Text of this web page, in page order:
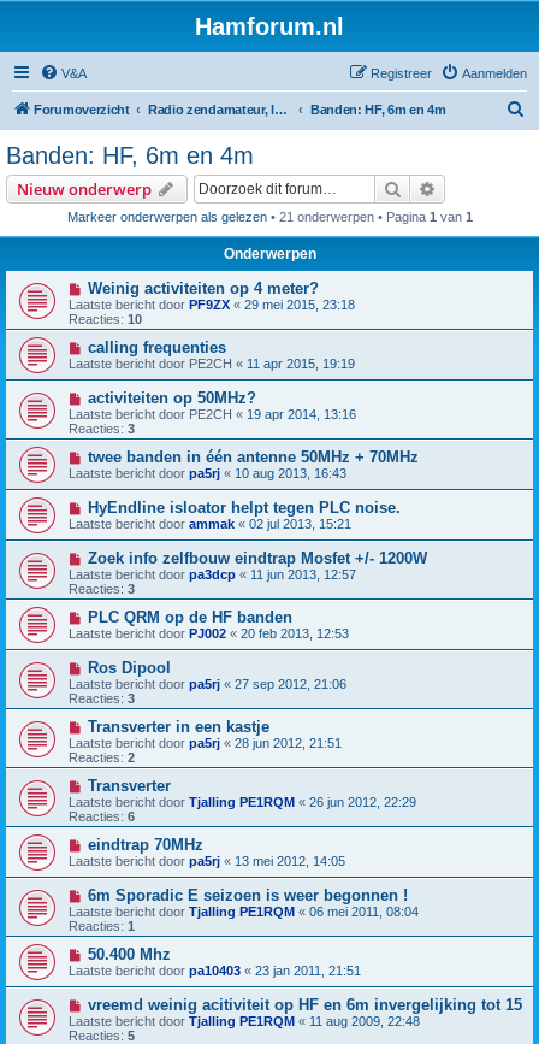
Hamforum.nl
V&A Aanmelden
Registreer
Forumoverzicht Radio zendamateur, luisteramateur en elektronica zelfbouw Banden: HF, 6m en 4m
Banden: HF, 6m en 4m
Nieuw onderwerp Zoek
Markeer onderwerpen als gelezen• 21 onderwerpen • Pagina 1 van 1
Onderwerpen
Weinig activiteiten op 4 meter?
Laatste bericht door PF9ZX « 29 mei 2015, 23:18
Reacties: 10
calling frequenties
Laatste bericht door PE2CH « 11 apr 2015, 19:19
activiteiten op 50MHz?
Laatste bericht door PE2CH « 19 apr 2014, 13:16
Reacties: 3
twee banden in één antenne 50MHz + 70MHz
Laatste bericht door pa5rj « 10 aug 2013, 16:43
HyEndline isloator helpt tegen PLC noise.
Laatste bericht door ammak « 02 jul 2013, 15:21
Zoek info zelfbouw eindtrap Mosfet +/- 1200W
Laatste bericht door pa3dcp « 11 jun 2013, 12:57
Reacties: 3
PLC QRM op de HF banden
Laatste bericht door PJ002 « 20 feb 2013, 12:53
Ros Dipool
Laatste bericht door pa5rj « 27 sep 2012, 21:06
Reacties: 3
Transverter in een kastje
Laatste bericht door pa5rj « 28 jun 2012, 21:51
Reacties: 2
Transverter
Laatste bericht door Tjalling PE1RQM « 26 jun 2012, 22:29
Reacties: 6
eindtrap 70MHz
Laatste bericht door pa5rj « 13 mei 2012, 14:05
6m Sporadic E seizoen is weer begonnen !
Laatste bericht door Tjalling PE1RQM « 06 mei 2011, 08:04
Reacties: 1
50.400 Mhz
Laatste bericht door pa10403 « 23 jan 2011, 21:51
vreemd weinig acitiviteit op HF en 6m invergelijking tot 15
Laatste bericht door Tjalling PE1RQM « 11 aug 2009, 22:48
Reacties: 5